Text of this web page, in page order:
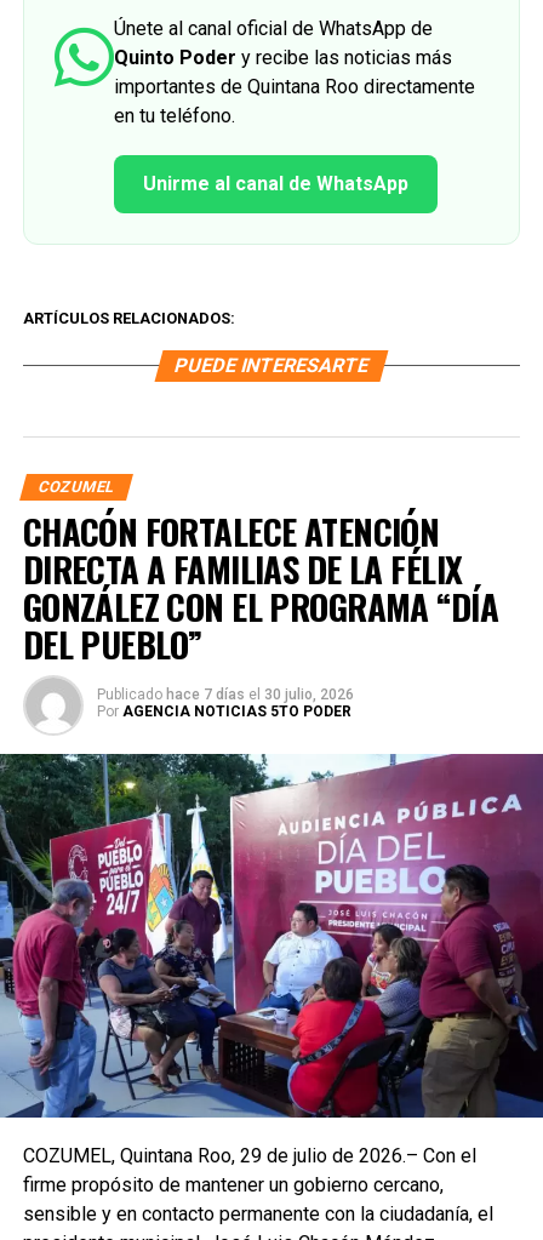
Únete al canal oficial de WhatsApp de
Quinto Poder y recibe las noticias más
importantes de Quintana Roo directamente
en tu teléfono.
Unirme al canal de WhatsApp
ARTÍCULOS RELACIONADOS:
PUEDE INTERESARTE
COZUMEL
CHACÓN FORTALECE ATENCIÓN
DIRECTA A FAMILIAS DE LA FÉLIX
GONZÁLEZ CON EL PROGRAMA “DÍA
DEL PUEBLO”
Publicado hace 7 días el 30 julio, 2026
Por AGENCIA NOTICIAS 5TO PODER
COZUMEL, Quintana Roo, 29 de julio de 2026.– Con el
firme propósito de mantener un gobierno cercano,
sensible y en contacto permanente con la ciudadanía, el